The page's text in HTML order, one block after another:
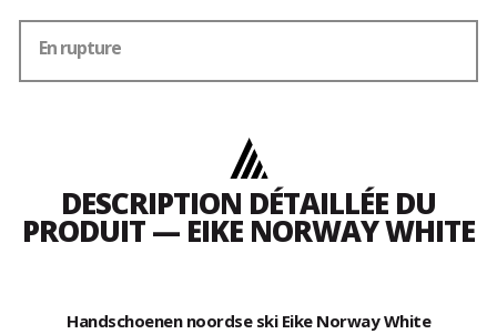
En rupture
DESCRIPTION DÉTAILLÉE DU
PRODUIT — EIKE NORWAY WHITE
Handschoenen noordse ski Eike Norway White